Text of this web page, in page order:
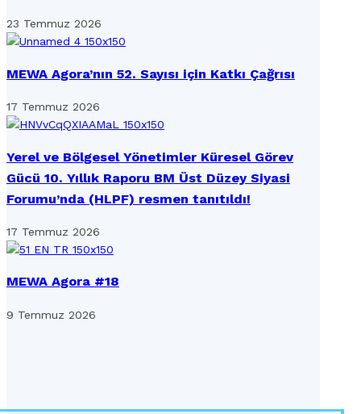
23 Temmuz 2026
MEWA Agora’nın 52. Sayısı için Katkı Çağrısı
17 Temmuz 2026
Yerel ve Bölgesel Yönetimler Küresel Görev
Gücü 10. Yıllık Raporu BM Üst Düzey Siyasi
Forumu’nda (HLPF) resmen tanıtıldı!
17 Temmuz 2026
MEWA Agora #18
9 Temmuz 2026